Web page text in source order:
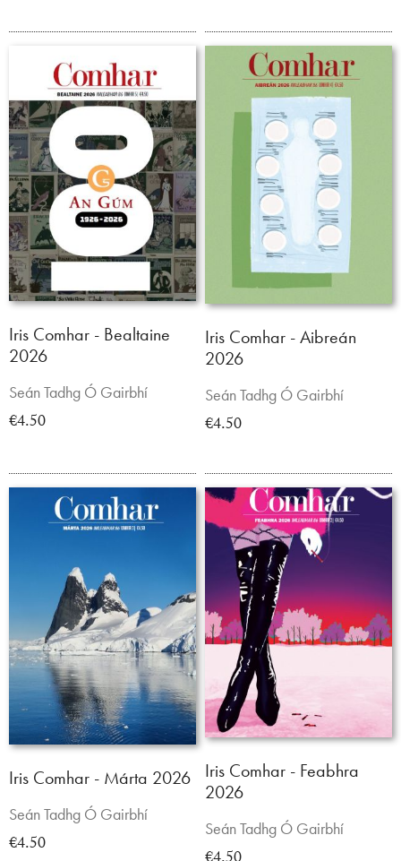
Iris Comhar - Bealtaine
2026
Seán Tadhg Ó Gairbhí
€4.50
Iris Comhar - Aibreán
2026
Seán Tadhg Ó Gairbhí
€4.50
Iris Comhar - Márta 2026
Seán Tadhg Ó Gairbhí
€4.50
Iris Comhar - Feabhra
2026
Seán Tadhg Ó Gairbhí